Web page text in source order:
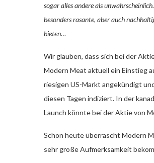
sogar alles andere als
besonders rasante, aber auch
bieten…
Wir glauben, dass sich bei der
Modern Meat aktuell ein Einstieg
riesigen US-Markt angekündigt
diesen Tagen indiziert. In der
Launch könnte bei der Aktie von
Schon heute überrascht Modern
sehr große Aufmerksamkeit